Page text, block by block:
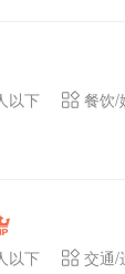
以下
餐饮/
以下
交通/